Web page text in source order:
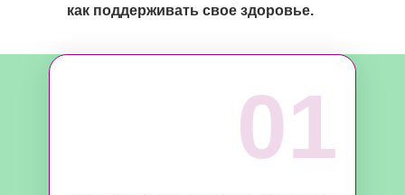
как поддерживать свое здоровье.
01